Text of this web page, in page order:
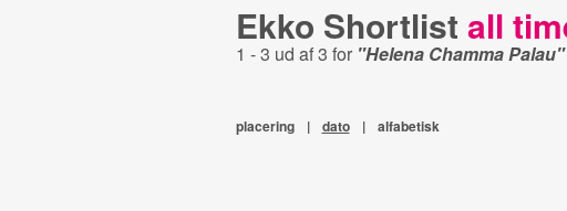
Ekko Shortlist all
1 - 3 ud af 3 for "Helena Chamma Palau"
placering | dato | alfabetisk